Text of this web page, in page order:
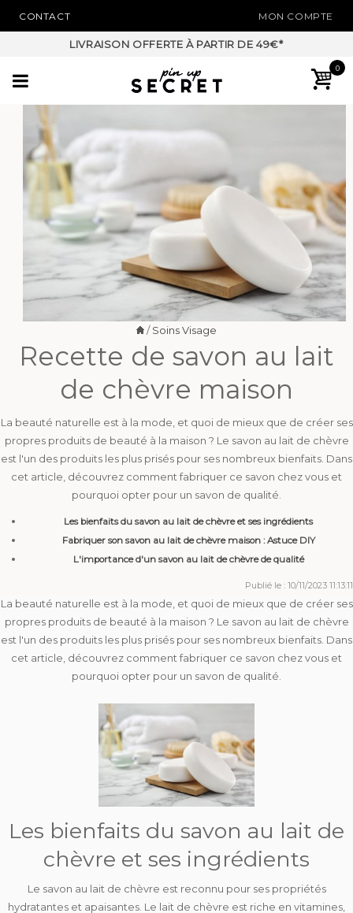
CONTACT MON COMPTE
LIVRAISON OFFERTE À PARTIR DE 49€*
0
/Soins Visage
Recette de savon au lait
de chèvre maison
La beauté naturelle est à la mode, et quoi de mieux que de créer ses
propres produits de beauté à la maison ? Le savon au lait de chèvre
est l'un des produits les plus prisés pour ses nombreux bienfaits. Dans
cet article, découvrez comment fabriquer ce savon chez vous et
pourquoi opter pour un savon de qualité.
Les bienfaits du savon au lait de chèvre et ses ingrédients
Fabriquer son savon au lait de chèvre maison : Astuce DIY
L'importance d'un savon au lait de chèvre de qualité
Publié le : 10/11/2023 11:13:11
La beauté naturelle est à la mode, et quoi de mieux que de créer ses
propres produits de beauté à la maison ? Le savon au lait de chèvre
est l'un des produits les plus prisés pour ses nombreux bienfaits. Dans
cet article, découvrez comment fabriquer ce savon chez vous et
pourquoi opter pour un savon de qualité.
Les bienfaits du savon au lait de
chèvre et ses ingrédients
Le savon au lait de chèvre est reconnu pour ses propriétés
hydratantes et apaisantes . Le lait de chèvre est riche en vitamines,